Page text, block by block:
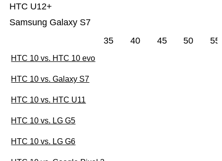
Samsung Galaxy S7
HTC U12+
35 40 45 50 55
HTC 10 vs. HTC 10 evo
HTC 10 vs. Galaxy S7
HTC 10 vs. HTC U11
HTC 10 vs. LG G5
HTC 10 vs. LG G6